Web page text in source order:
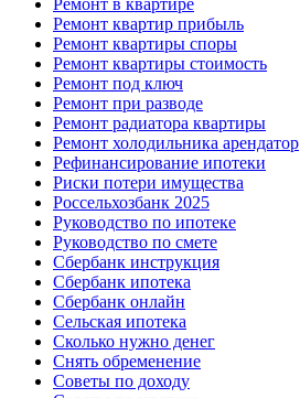
Ремонт квартир прибыль
Ремонт квартиры споры
Ремонт квартиры стоимость
Ремонт под ключ
Ремонт при разводе
Ремонт радиатора квартиры
Ремонт холодильника арендатор
Рефинансирование ипотеки
Риски потери имущества
Россельхозбанк 2025
Руководство по ипотеке
Руководство по смете
Сбербанк инструкция
Сбербанк ипотека
Сбербанк онлайн
Сельская ипотека
Сколько нужно денег
Снять обременение
Советы по доходу